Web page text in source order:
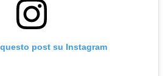
post su Instagram